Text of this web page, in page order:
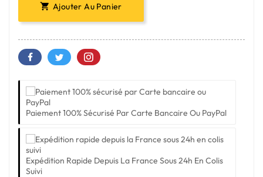
 Ajouter Au Panier
Paiement 100% Sécurisé Par Carte Bancaire Ou PayPal
Expédition Rapide Depuis La France Sous 24h En Colis
Suivi